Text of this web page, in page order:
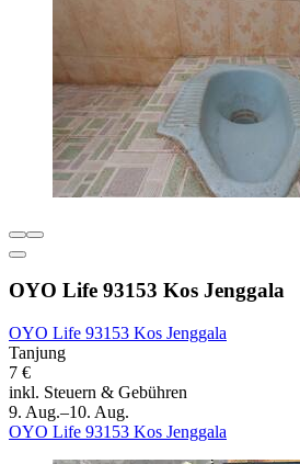
OYO Life 93153 Kos Jenggala
OYO Life 93153 Kos Jenggala
Tanjung
7 €
inkl. Steuern & Gebühren
9. Aug.–10. Aug.
OYO Life 93153 Kos Jenggala